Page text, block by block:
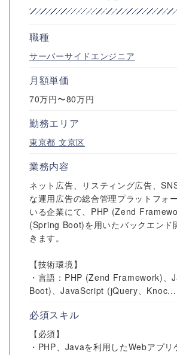
職種
サーバーサイドエンジニア
月額単価
70万円〜80万円
勤務エリア
東京都 文京区
業務内容
ネット広告、リスティング広告、
な運用広告の総合管理プラットフォ
いる企業にて、PHP (Zend
(Spring Boot)を用いたバックエンド
きます。
【技術環境】
・言語：PHP (Zend Framework)、
Boot)、JavaScript (jQuery、Knoc...
必須スキル
【必須】
・PHP、Javaを利用したWebアプリ